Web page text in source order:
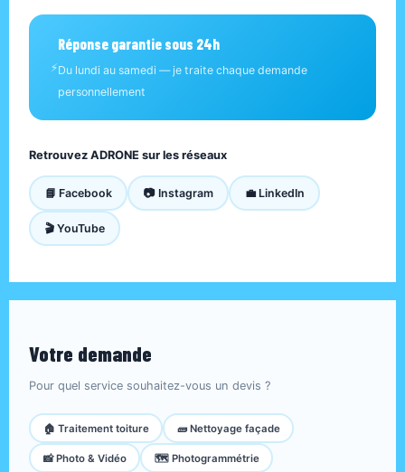
⚡
Réponse garantie sous 24h
Du lundi au samedi — je traite chaque demande
personnellement
Retrouvez ADRONE sur les réseaux
📘 Facebook 📷 Instagram 💼 LinkedIn
🎬 YouTube
Votre demande
Pour quel service souhaitez-vous un devis ?
🏠 Traitement toiture 🧱 Nettoyage façade
📸 Photo & Vidéo 🗺️ Photogrammétrie